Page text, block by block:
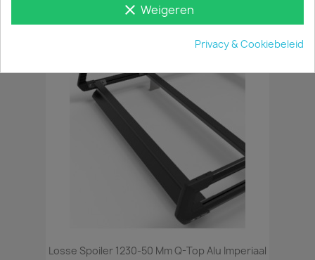
€ 96,80incl. btw
€ 80,00excl. btw
Losse Spoiler 1230-50 Mm Q-Top Alu Imperiaal
clear Weigeren
Privacy & Cookiebeleid